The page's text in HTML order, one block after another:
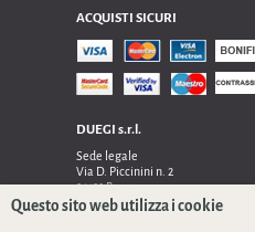
ACQUISTI SICURI
DUEGI s.r.l.
Sede legale
Via D. Piccinini n. 2
24122 Bergamo
Sede operativa e amministrativa:
Questo sito web utilizza i cookie